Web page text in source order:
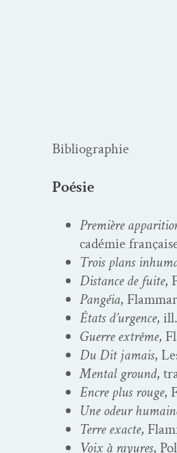
Bib­li­ogra­phie
Poésie
Pre­mière
cadémie
Trois plans
Dis­tance de fuite,
Pangéia,
États d’ur­gence,
Guerre extrême,
Du Dit jamais,
Men­tal ground,
Encre plus rouge,
Une odeur
Terre exacte,
Voix à rayures,